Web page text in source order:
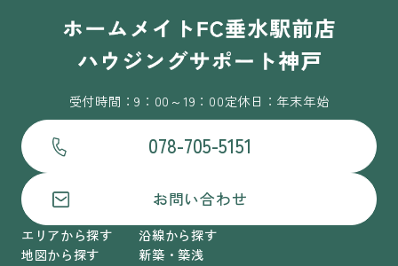
受付時間：9：00～19：00定休日：年末年始
078-705-5151
お問い合わせ
エリアから探す
地図から探す
沿線から探す
新築・築浅